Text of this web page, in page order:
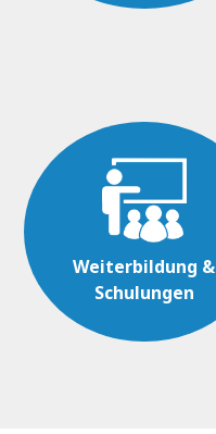
Weiterbildung &
Schulungen